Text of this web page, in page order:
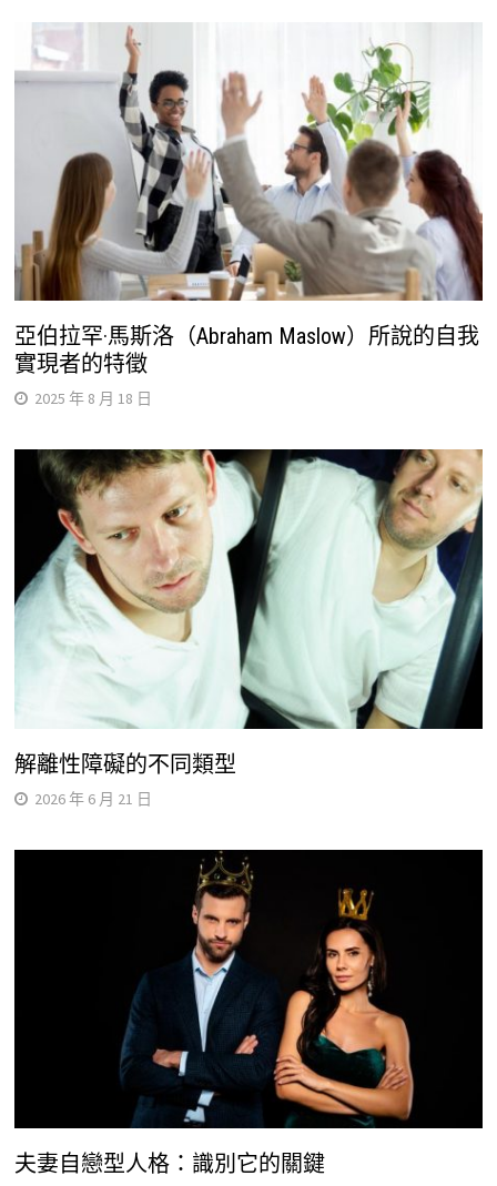
亞伯拉罕·馬斯洛（Abraham Maslow）所說的自我
實現者的特徵
2025 年 8 月 18 日
解離性障礙的不同類型
2026 年 6 月 21 日
夫妻自戀型人格：識別它的關鍵